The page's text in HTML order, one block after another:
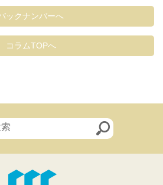
ックナンバーへ
コラムTOPへ